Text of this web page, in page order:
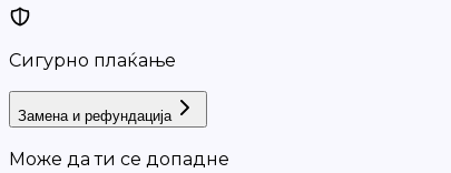
Сигурно плаќање
Замена и рефундација
Може да ти се допадне